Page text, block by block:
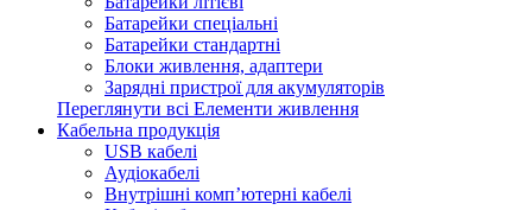
Батарейки спеціальні
Батарейки стандартні
Блоки живлення, адаптери
Зарядні пристрої для акумуляторів
Переглянути всі Елементи живлення
Кабельна продукція
USB кабелі
Аудіокабелі
Внутрішні комп’ютерні кабелі